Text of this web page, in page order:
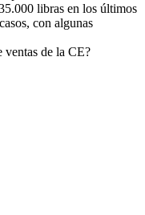
libras en los últimos
con algunas
ventas de la CE?